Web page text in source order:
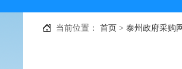
当前位置： 首页 > 泰州政府采购网